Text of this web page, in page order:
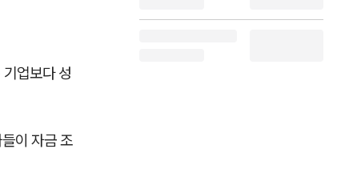
업보다 성
이 자금 조